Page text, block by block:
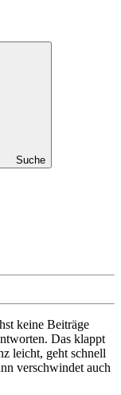
Suche
keine Beiträge
Das klappt
leicht, geht schnell
verschwindet auch